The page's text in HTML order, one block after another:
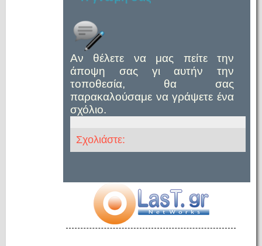
Αν θέλετε να μας πείτε την
άποψη σας γι αυτήν την
τοποθεσία, θα σας
παρακαλούσαμε να γράψετε ένα
σχόλιο.
Σχολιάστε: